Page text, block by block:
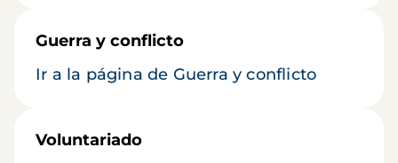
Guerra y conflicto
Ir a la página de Guerra y conflicto
Voluntariado